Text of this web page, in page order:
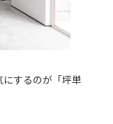
するのが「坪単